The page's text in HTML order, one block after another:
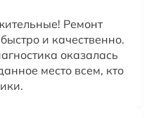
Ремонт
и качественно.
оказалась
место всем, кто